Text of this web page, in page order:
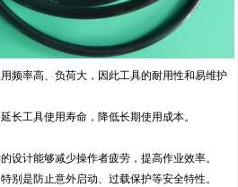
频率高、负荷大，因此工具的耐用性和易维护
长工具使用寿命，降低长期使用成本。
设计能够减少操作者疲劳，提高作业效率。
别是防止意外启动、过载保护等安全特性。